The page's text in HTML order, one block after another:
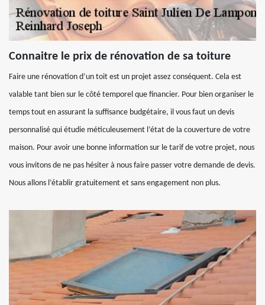
Connaitre le prix de rénovation de sa toiture
Faire une rénovation d’un toit est un projet assez conséquent. Cela est
valable tant bien sur le côté temporel que financier. Pour bien organiser le
temps tout en assurant la suffisance budgétaire, il vous faut un devis
personnalisé qui étudie méticuleusement l’état de la couverture de votre
maison. Pour avoir une bonne information sur le tarif de votre projet, nous
vous invitons de ne pas hésiter à nous faire passer votre demande de devis.
Nous allons l’établir gratuitement et sans engagement non plus.